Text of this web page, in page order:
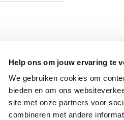
Help ons om jouw ervaring te
We gebruiken cookies om
bieden en om ons
site met onze partners voor
combineren met andere